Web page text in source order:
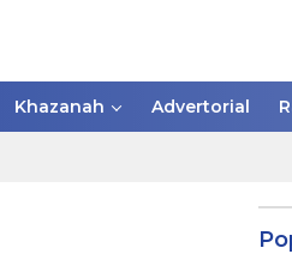
Khazanah Advertorial